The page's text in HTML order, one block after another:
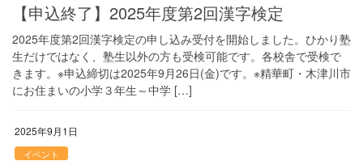
【申込終了】2025年度第2回漢字検定
2025年度第2回漢字検定の申し込み受付を開始しました。ひかり塾
生だけではなく、塾生以外の方も受検可能です。各校舎で受検で
きます。※申込締切は2025年9月26日(金)です。※精華町・木津川市
にお住まいの小学３年生～中学 […]
2025年9月1日
イベント